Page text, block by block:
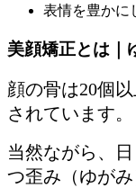
表情を豊かに
美顔矯正とは｜
顔の骨は20個
されています。
当然ながら、
つ歪み（ゆが